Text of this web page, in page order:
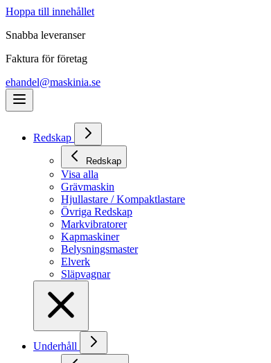
Hoppa till innehållet
Snabba leveranser
Faktura för företag
ehandel@maskinia.se
Redskap
Redskap
Visa alla
Grävmaskin
Hjullastare / Kompaktlastare
Övriga Redskap
Markvibratorer
Kapmaskiner
Belysningsmaster
Elverk
Släpvagnar
Underhåll